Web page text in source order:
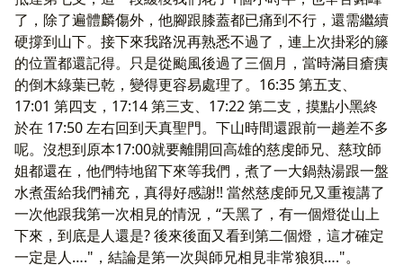
了，除了遍體麟傷外，他腳跟膝蓋都已痛到不行，還需繼續
硬撐到山下。接下來我路況再熟悉不過了，連上次掛彩的籐
的位置都還記得。只是從颱風後過了三個月，當時滿目瘡痍
的倒木綠葉已乾，變得更容易處理了。16:35 第五支、
17:01 第四支，17:14 第三支、17:22 第二支，摸點小黑終
於在 17:50 左右回到天真聖門。下山時間還跟前一趟差不多
呢。沒想到原本17:00就要離開回高雄的慈虔師兄、慈玟師
姐都還在，他們特地留下來等我們，煮了一大鍋熱湯跟一盤
水煮蛋給我們補充，真得好感謝!! 當然慈虔師兄又重複講了
一次他跟我第一次相見的情況，“天黑了，有一個燈從山上
下來，到底是人還是? 後來後面又看到第二個燈，這才確定
一定是人…."，結論是第一次與師兄相見非常狼狽…."。